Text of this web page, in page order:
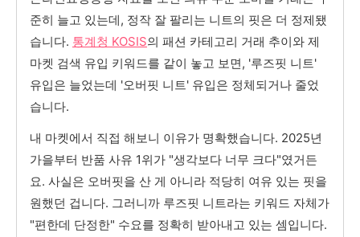
준히 늘고 있는데, 정작 잘 팔리는 니트의 핏은 더 정제됐
습니다. 통계청 KOSIS의 패션 카테고리 거래 추이와 제
마켓 검색 유입 키워드를 같이 놓고 보면, '루즈핏 니트'
유입은 늘었는데 '오버핏 니트' 유입은 정체되거나 줄었
습니다.
내 마켓에서 직접 해보니 이유가 명확했습니다. 2025년
가을부터 반품 사유 1위가 "생각보다 너무 크다"였거든
요. 사실은 오버핏을 산 게 아니라 적당히 여유 있는 핏을
원했던 겁니다. 그러니까 루즈핏 니트라는 키워드 자체가
"편한데 단정한" 수요를 정확히 받아내고 있는 셈입니다.